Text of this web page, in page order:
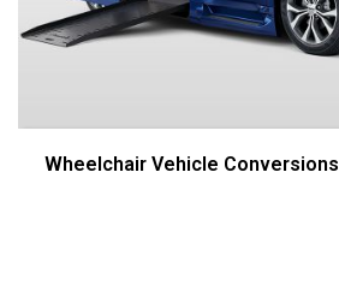
Wheelchair Vehicle Conversions